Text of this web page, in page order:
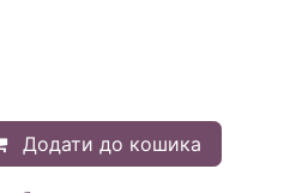
Додати до кошика